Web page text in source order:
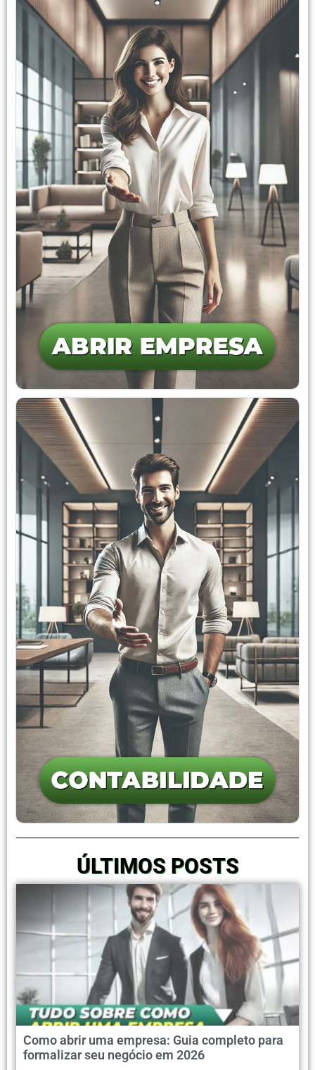
ÚLTIMOS POSTS
Como abrir uma empresa: Guia completo para
formalizar seu negócio em 2026